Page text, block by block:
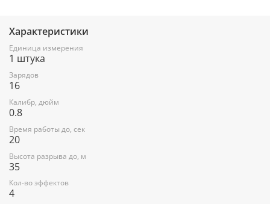
Характеристики
Единица измерения
1 штука
Зарядов
16
Калибр, дюйм
0.8
Время работы до, сек
20
Высота разрыва до, м
35
Кол-во эффектов
4